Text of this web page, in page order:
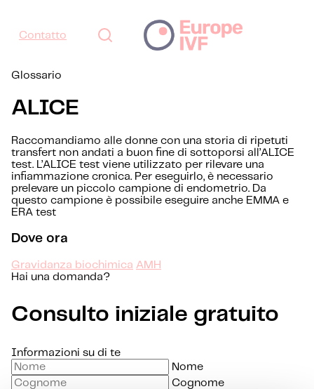
Contatto
Glossario
ALICE
Raccomandiamo alle donne con una storia di ripetuti
transfert non andati a buon fine di sottoporsi all’ALICE
test. L’ALICE test viene utilizzato per rilevare una
infiammazione cronica. Per eseguirlo, è necessario
prelevare un piccolo campione di endometrio. Da
questo campione è possibile eseguire anche EMMA e
ERA test
Dove ora
Gravidanza biochimica AMH
Hai una domanda?
Consulto iniziale gratuito
Informazioni su di te
Nome
Cognome